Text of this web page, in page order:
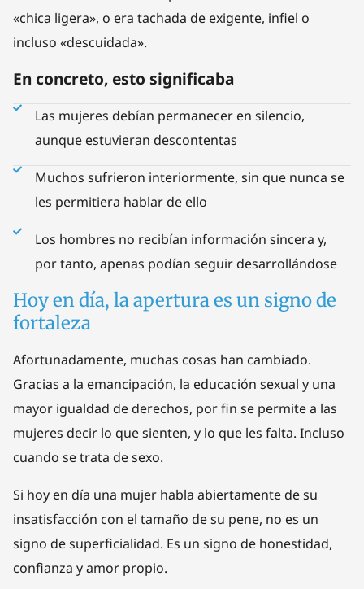
«chica ligera», o era tachada de exigente, infiel o
incluso «descuidada».
En concreto, esto significaba
Las mujeres debían permanecer en silencio,
aunque estuvieran descontentas
Muchos sufrieron interiormente, sin que nunca se
les permitiera hablar de ello
Los hombres no recibían información sincera y,
por tanto, apenas podían seguir desarrollándose
Hoy en día, la apertura es un signo de
fortaleza
Afortunadamente, muchas cosas han cambiado.
Gracias a la emancipación, la educación sexual y una
mayor igualdad de derechos, por fin se permite a las
mujeres decir lo que sienten, y lo que les falta. Incluso
cuando se trata de sexo.
Si hoy en día una mujer habla abiertamente de su
insatisfacción con el tamaño de su pene, no es un
signo de superficialidad. Es un signo de honestidad,
confianza y amor propio.